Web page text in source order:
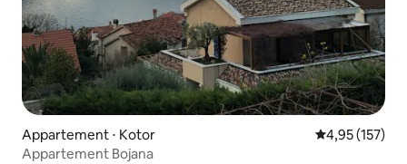
Appartement ⋅ Kotor Évaluation
4,95 (157)
Appartement Bojana